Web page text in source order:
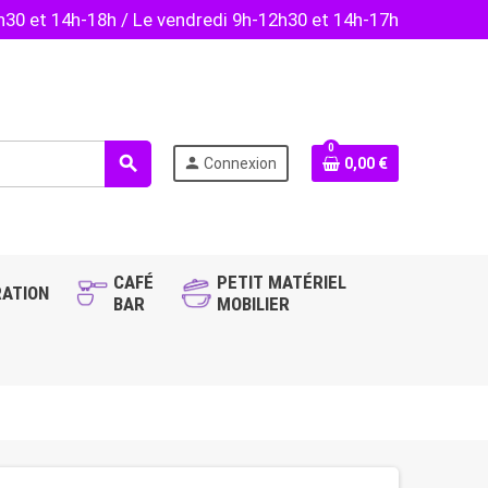
et 14h-18h / Le vendredi 9h-12h30 et 14h-17h
search person Connexion
0
0,00 €
CAFÉ
BAR
PETIT MATÉRIEL
MOBILIER